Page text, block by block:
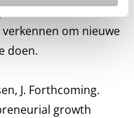
om nieuwe
doen.
J. Forthcoming.
growth